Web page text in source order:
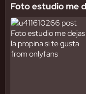
Foto estudio me